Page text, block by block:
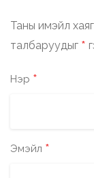
Таны имэйл
талбаруудыг *
Нэр *
Эмэйл *